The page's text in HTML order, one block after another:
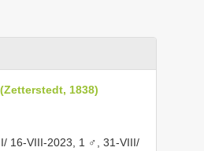
1838)
16-VIII-2023, 1 ♂, 31-VIII/